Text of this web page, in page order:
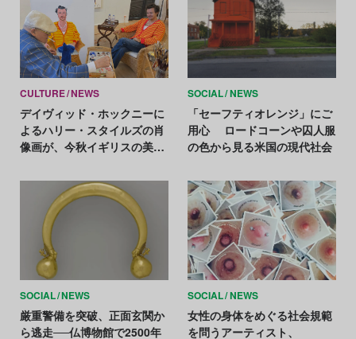
CULTURE NEWS
デイヴィッド・ホックニーに
よるハリー・スタイルズの肖
像画が、今秋イギリスの美術
SOCIAL NEWS
「セーフティオレンジ」にご
用心 ロードコーンや囚人服
の色から見る米国の現代社会
SOCIAL NEWS
厳重警備を突破、正面玄関か
ら逃走──仏博物館で2500年
SOCIAL NEWS
女性の身体をめぐる社会規範
を問うアーティスト、